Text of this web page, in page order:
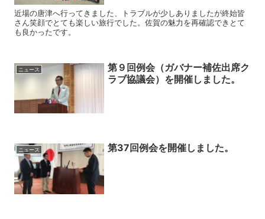
近場の唐津へ行ってきました、トラブルが少しありましたが終始皆
さん笑顔でとても楽しい旅行でした。佐賀の魅力を再確認できとて
も良かったです。
ニュース
第９回例会（ガバナー補佐出席ク
ラブ協議会）を開催しました。
ニュース 第37回例会を開催しました。